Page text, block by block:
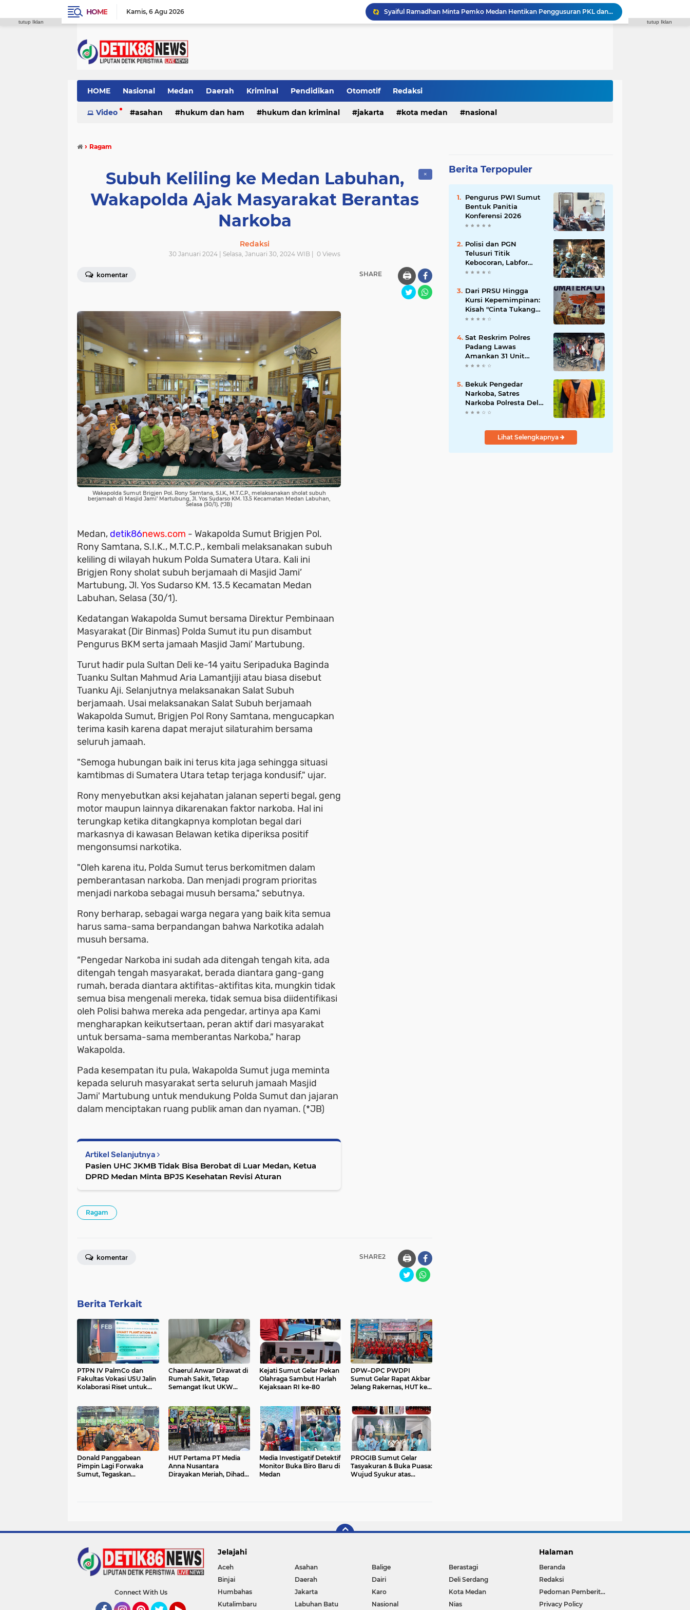
HOME Kamis 6 Agu 2026 Syaiful Ramadhan Minta Pemko Medan Hentikan Penggusuran PKL dan Sediakan Solusi
Godfried Minta Bapenda Medan Kembalikan Kelebihan PBB dan Bayar Denda kepada Wajib Pajak
DPRD Medan Gelar Raker di Sibolangit, Susun Program Kerja 2027
Reza Pahlevi : Razia Narkoba di THM Perlu Dilakukan di Seluruh Tempat Hiburan
HOME Nasional Medan Daerah Kriminal Pendidikan Otomotif Redaksi
Video asahan hukum dan ham hukum dan kriminal jakarta kota medan nasional
› Ragam
✕
Subuh Keliling ke Medan Labuhan,
Wakapolda Ajak Masyarakat Berantas
Narkoba
Redaksi
30 Januari 2024 | Selasa, Januari 30, 2024 WIB | 0 Views
komentar SHARE 🖨️
Wakapolda Sumut Brigjen Pol. Rony Samtana, S.I.K., M.T.C.P., melaksanakan sholat subuh
berjamaah di Masjid Jami’ Martubung, Jl. Yos Sudarso KM. 13.5 Kecamatan Medan Labuhan,
Selasa (30/1). (*JB)
Medan, detik86news.com - Wakapolda Sumut Brigjen Pol.
Rony Samtana, S.I.K., M.T.C.P., kembali melaksanakan subuh
keliling di wilayah hukum Polda Sumatera Utara. Kali ini
Brigjen Rony sholat subuh berjamaah di Masjid Jami’
Martubung, Jl. Yos Sudarso KM. 13.5 Kecamatan Medan
Labuhan, Selasa (30/1).
Kedatangan Wakapolda Sumut bersama Direktur Pembinaan
Masyarakat (Dir Binmas) Polda Sumut itu pun disambut
Pengurus BKM serta jamaah Masjid Jami’ Martubung.
Turut hadir pula Sultan Deli ke-14 yaitu Seripaduka Baginda
Tuanku Sultan Mahmud Aria Lamantjiji atau biasa disebut
Tuanku Aji. Selanjutnya melaksanakan Salat Subuh
berjamaah. Usai melaksanakan Salat Subuh berjamaah
Wakapolda Sumut, Brigjen Pol Rony Samtana, mengucapkan
terima kasih karena dapat merajut silaturahim bersama
seluruh jamaah.
"Semoga hubungan baik ini terus kita jaga sehingga situasi
kamtibmas di Sumatera Utara tetap terjaga kondusif," ujar.
Rony menyebutkan aksi kejahatan jalanan seperti begal, geng
motor maupun lainnya dikarenakan faktor narkoba. Hal ini
terungkap ketika ditangkapnya komplotan begal dari
markasnya di kawasan Belawan ketika diperiksa positif
mengonsumsi narkotika.
"Oleh karena itu, Polda Sumut terus berkomitmen dalam
pemberantasan narkoba. Dan menjadi program prioritas
menjadi narkoba sebagai musuh bersama," sebutnya.
Rony berharap, sebagai warga negara yang baik kita semua
harus sama-sama berpandangan bahwa Narkotika adalah
musuh bersama.
“Pengedar Narkoba ini sudah ada ditengah tengah kita, ada
ditengah tengah masyarakat, berada diantara gang-gang
rumah, berada diantara aktifitas-aktifitas kita, mungkin tidak
semua bisa mengenali mereka, tidak semua bisa diidentifikasi
oleh Polisi bahwa mereka ada pengedar, artinya apa Kami
mengharapkan keikutsertaan, peran aktif dari masyarakat
untuk bersama-sama memberantas Narkoba,” harap
Wakapolda.
Pada kesempatan itu pula, Wakapolda Sumut juga meminta
kepada seluruh masyarakat serta seluruh jamaah Masjid
Jami' Martubung untuk mendukung Polda Sumut dan jajaran
dalam menciptakan ruang publik aman dan nyaman. (*JB)
Artikel Selanjutnya
Pasien UHC JKMB Tidak Bisa Berobat di Luar Medan, Ketua
DPRD Medan Minta BPJS Kesehatan Revisi Aturan
Ragam
SHARE2 🖨️
komentar
Berita Terkait
PTPN IV PalmCo dan
Fakultas Vokasi USU Jalin
Kolaborasi Riset untuk
Perkebunan
Chaerul Anwar Dirawat di
Rumah Sakit, Tetap
Semangat Ikut UKW
Kejati Sumut Gelar Pekan
Olahraga Sambut Harlah
Kejaksaan RI ke-80
DPW–DPC PWDPI
Sumut Gelar Rapat Akbar
Jelang Rakernas, HUT ke-
Donald Panggabean
Pimpin Lagi Forwaka
Sumut, Tegaskan
HUT Pertama PT Media
Anna Nusantara
Dirayakan Meriah, Dihadiri
Media Investigatif Detektif
Monitor Buka Biro Baru di
Medan
PROGIB Sumut Gelar
Tasyakuran & Buka Puasa:
Wujud Syukur atas
Berita Terpopuler
Pengurus PWI Sumut
Bentuk Panitia
Konferensi 2026
Polisi dan PGN
Telusuri Titik
Kebocoran, Labfor
Pastikan Ledakan
Akumulasi Gas
Dari PRSU Hingga
Kursi Kepemimpinan:
Kisah "Cinta Tukang
Parkir"
Sat Reskrim Polres
Padang Lawas
Amankan 31 Unit
Sepeda Motor Diduga
Rumah Warga di Pasar
Latong
Bekuk Pengedar
Narkoba, Satres
Narkoba Polresta Deli
Serdang amankan
Lihat Selengkapnya
Connect With Us
Jelajahi
Aceh Asahan Balige
Berastagi
Binjai
Daerah Dairi
Deli Serdang
Humbahas
Jakarta Karo
Kota Medan
Kutalimbaru
Labuhan Batu Nasional Nias
Halaman
Beranda
Redaksi
Pedoman Pemberitaan Media Siber
Privacy Policy
tutup Iklan tutup Iklan